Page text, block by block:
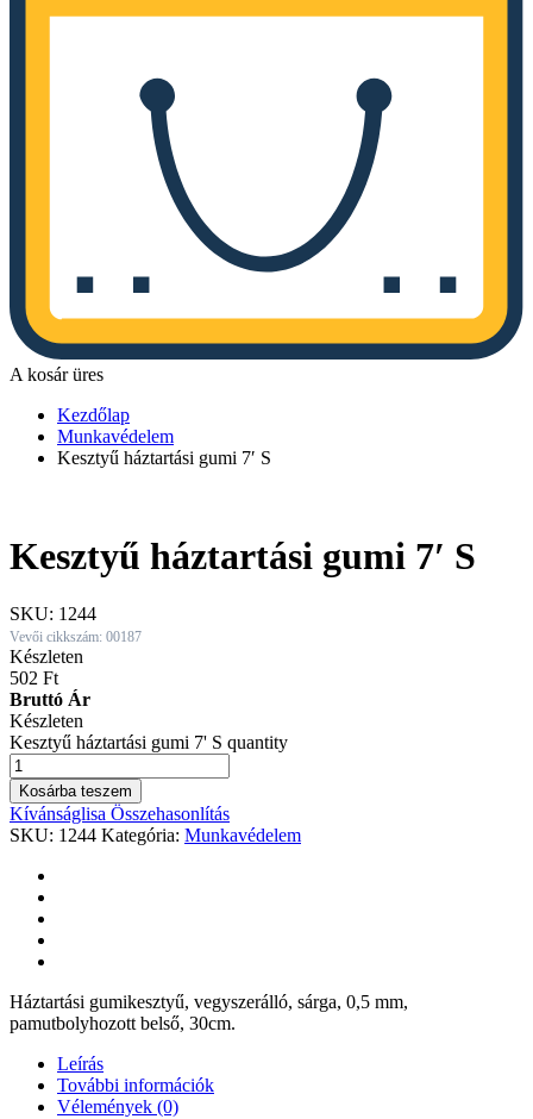
A kosár üres
Kezdőlap
Munkavédelem
Kesztyű háztartási gumi 7′ S
Kesztyű háztartási gumi 7′ S
SKU: 1244
Vevői cikkszám: 00187
Készleten
502 Ft
Bruttó Ár
Készleten
Kesztyű háztartási gumi 7' S quantity
Kosárba teszem
Kívánságlisa Összehasonlítás
SKU: 1244 Kategória: Munkavédelem
Háztartási gumikesztyű, vegyszerálló, sárga, 0,5 mm,
pamutbolyhozott belső, 30cm.
Leírás
További információk
Vélemények (0)